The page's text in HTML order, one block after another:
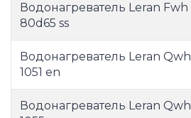
Водонагреватель Leran Fwh
80d65 ss
Водонагреватель Leran Qwh
1051 en
Водонагреватель Leran Qwh